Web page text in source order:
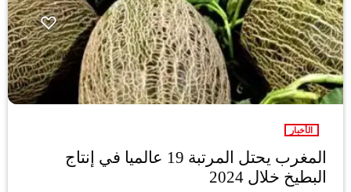
الأخبار
المغرب يحتل المرتبة 19 عالميا في إنتاج
البطيخ خلال 2024